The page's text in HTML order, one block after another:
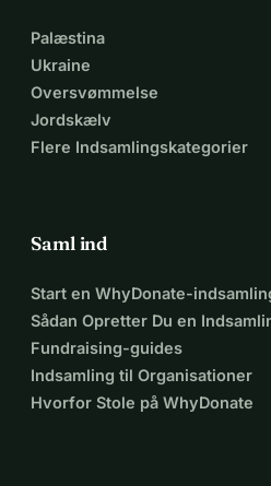
Palæstina
Ukraine
Oversvømmelse
Jordskælv
Flere Indsamlingskategorier
Saml ind
Start en WhyDonate-
Sådan Opretter Du en
Fundraising-guides
Indsamling til Organisationer
Hvorfor Stole på WhyDonate